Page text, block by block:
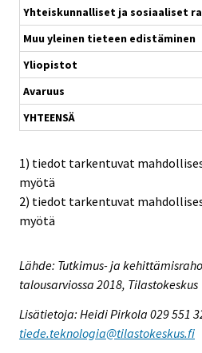
Yhteiskunnalliset ja sosiaaliset
Muu yleinen tieteen edistäminen
Yliopistot
Avaruus
YHTEENSÄ
1) tiedot tarkentuvat
myötä
2) tiedot tarkentuvat
myötä
Lähde: Tutkimus- ja
talousarviossa 2018, Tilastokeskus
Lisätietoja: Heidi Pirkola 029 551
tiede.teknologia@tilastokeskus.fi